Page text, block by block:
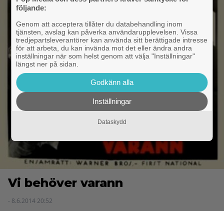
Vi behöver varann
- 8.6.2014 20:52
följande:
Genom att acceptera tillåter du databehandling inom
tjänsten, avslag kan påverka användarupplevelsen. Vissa
tredjepartsleverantörer kan använda sitt berättigade intresse
för att arbeta, du kan invända mot det eller ändra andra
inställningar när som helst genom att välja "Inställningar"
längst ner på sidan.
Godkänn alla
Inställningar
Dataskydd